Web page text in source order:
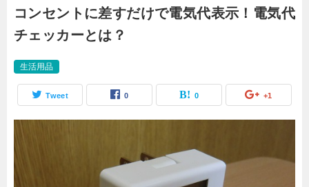
コンセントに差すだけで電気代表示！電気代
チェッカーとは？
生活用品
Tweet 0 0 +1